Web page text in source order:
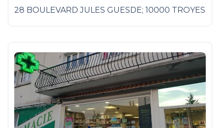
28 BOULEVARD JULES GUESDE; 10000 TROYES